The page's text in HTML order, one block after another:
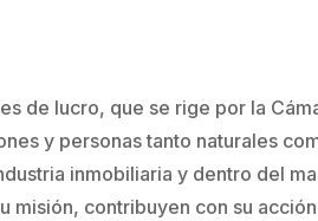
de lucro, que se rige por la
y personas tanto naturales
inmobiliaria y dentro del
misión, contribuyen con su